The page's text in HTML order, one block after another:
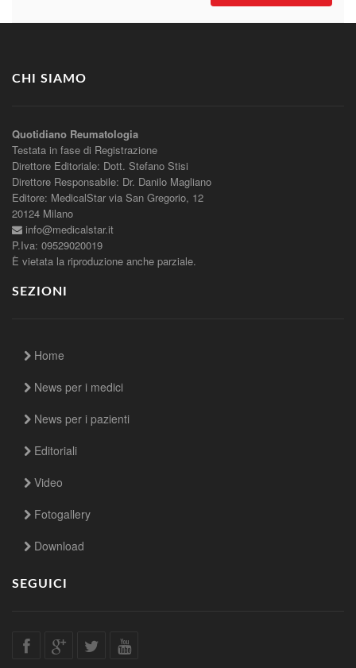
CHI SIAMO
Quotidiano Reumatologia
Testata in fase di Registrazione
Direttore Editoriale: Dott. Stefano Stisi
Direttore Responsabile: Dr. Danilo Magliano
Editore: MedicalStar via San Gregorio, 12
20124 Milano
info@medicalstar.it
P.Iva: 09529020019
È vietata la riproduzione anche parziale.
SEZIONI
Home
News per i medici
News per i pazienti
Editoriali
Video
Fotogallery
Download
SEGUICI